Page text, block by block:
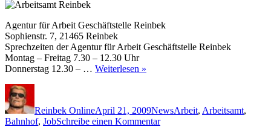
Agentur für Arbeit Geschäftstelle Reinbek
Sophienstr. 7, 21465 Reinbek
Sprechzeiten der Agentur für Arbeit Geschäftstelle Reinbek
Montag – Freitag 7.30 – 12.30 Uhr
Donnerstag 12.30 – … Weiterlesen »
Reinbek OnlineApril 21, 2009NewsArbeit, Arbeitsamt,
Bahnhof, JobSchreibe einen Kommentarzu